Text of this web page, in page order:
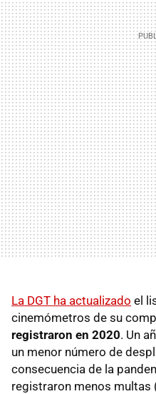
La DGT ha actualizado el
cinemómetros de su
registraron en 2020. Un
un menor número de
consecuencia de la
registraron menos multas